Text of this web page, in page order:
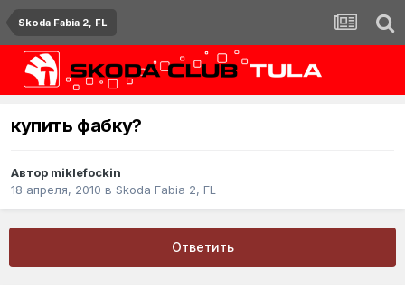
Skoda Fabia 2, FL
купить фабку?
Автор miklefockin
18 апреля, 2010 в Skoda Fabia 2, FL
Ответить